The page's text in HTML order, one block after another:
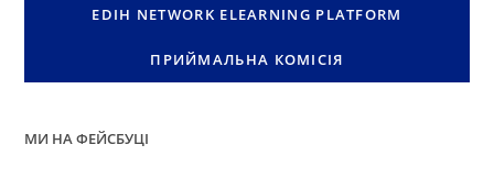
EDIH NETWORK ELEARNING PLATFORM
ПРИЙМАЛЬНА КОМІСІЯ
МИ НА ФЕЙСБУЦІ